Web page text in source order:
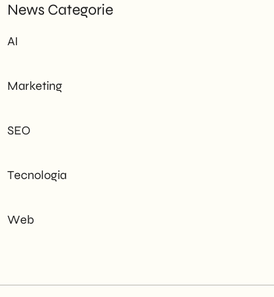
News Categorie
AI
Marketing
SEO
Tecnologia
Web